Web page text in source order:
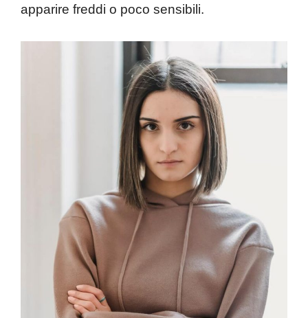
apparire freddi o poco sensibili.